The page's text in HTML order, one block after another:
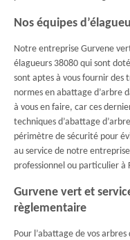
Nos équipes
Notre entreprise Gurvene
élagueurs 38080 qui sont
sont aptes à vous fournir des
normes en abattage d’arbre
à vous en faire, car ces
techniques d’abattage
périmètre de sécurité pour
au service de notre
professionnel ou particulier à
Gurvene vert et
règlementaire
Pour l’abattage de vos